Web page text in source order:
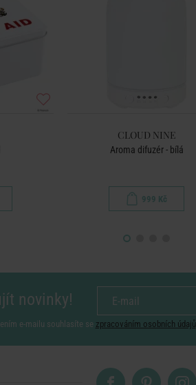
CLOUD NINE
Aroma difuzér - bílá
999 Kč
novinky!
e-mailu souhlasíte se zpracováním osobních údajů